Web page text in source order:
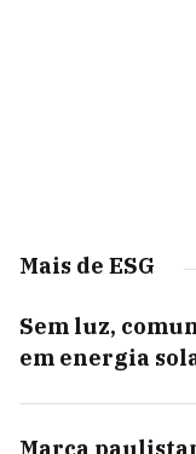
Mais de ESG
Sem luz,
em energia